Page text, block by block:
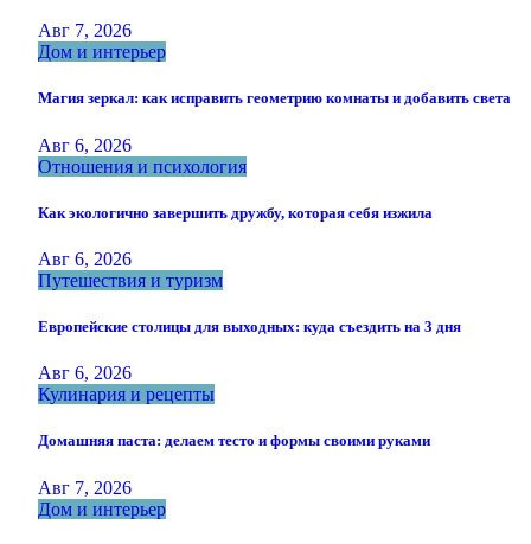
Авг 7, 2026
Дом и интерьер
Магия зеркал: как исправить геометрию комнаты и добавить света
Авг 6, 2026
Отношения и психология
Как экологично завершить дружбу, которая себя изжила
Авг 6, 2026
Путешествия и туризм
Европейские столицы для выходных: куда съездить на 3 дня
Авг 6, 2026
Кулинария и рецепты
Домашняя паста: делаем тесто и формы своими руками
Авг 7, 2026
Дом и интерьер